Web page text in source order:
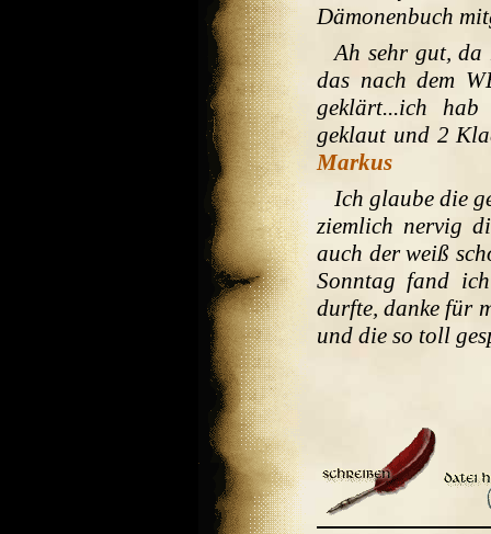
Dämonenbuch
Ah sehr gut, da
das nach dem
geklärt...ich
geklaut und 2
Markus
Ich glaube die
ziemlich nervig
auch der weiß
Sonntag fand
durfte, danke für
und die so toll